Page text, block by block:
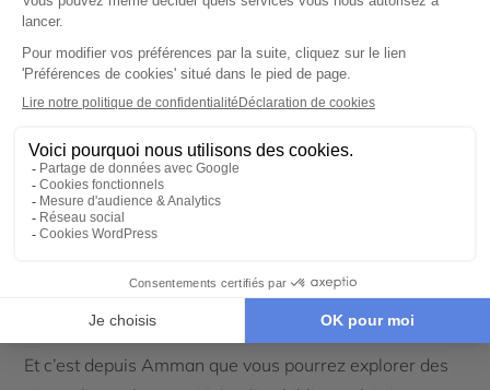
intemporel et vous y trouverez de nombreuses traces
de son lointain passé. C’est avant tout dans son centre-
ville que vous aurez l’occasion d’admirer les principaux
monuments, du théâtre antique à la mosquée du roi
Abdallah Ier et son magnifique dôme en mosaïque
bleue. Ne manquez pas également le vieux souk : ce
marché devrait vous permettre d’aller à la rencontre
des Jordaniens et de vous immerger dans une
vous découvrirez la citadelle d’Amman dominant la
Et c’est depuis Amman que vous pourrez explorer des